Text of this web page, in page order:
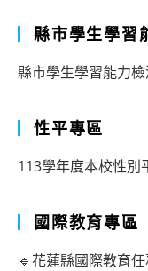
縣市學生學習
縣市學生學習能力檢
性平專區
113學年度本校性別
國際教育專區
🔹花蓮縣國際教育